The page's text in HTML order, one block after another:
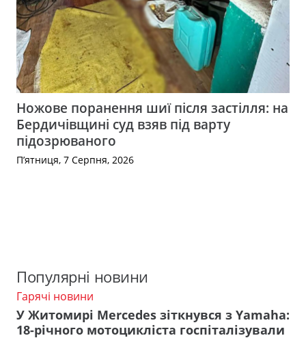
Ножове поранення шиї після застілля: на
Бердичівщині суд взяв під варту
підозрюваного
П’ятниця, 7 Серпня, 2026
Популярні новини
Гарячі новини
У Житомирі Mercedes зіткнувся з Yamaha:
18-річного мотоцикліста госпіталізували